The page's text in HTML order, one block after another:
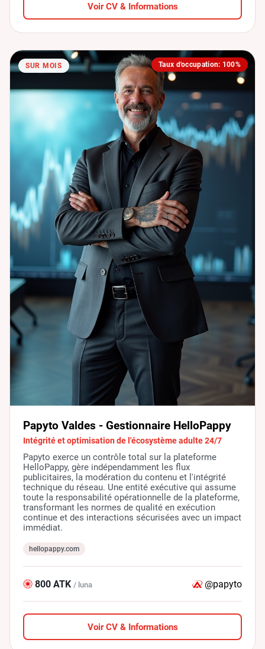
Voir CV & Informations
Taux d'occupation: 100%
SUR MOIS
Papyto Valdes - Gestionnaire HelloPappy
Intégrité et optimisation de l'écosystème adulte 24/7
Papyto exerce un contrôle total sur la plateforme
HelloPappy, gère indépendamment les flux
publicitaires, la modération du contenu et l'intégrité
technique du réseau. Une entité exécutive qui assume
toute la responsabilité opérationnelle de la plateforme,
transformant les normes de qualité en exécution
continue et des interactions sécurisées avec un impact
immédiat.
hellopappy.com
800 ATK / luna @papyto
Voir CV & Informations